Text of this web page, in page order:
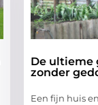
De ultieme
zonder
Een fijn huis